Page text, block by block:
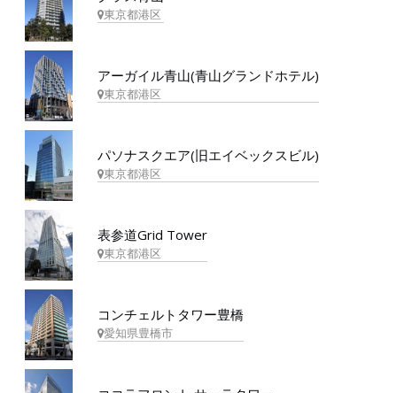
東京都港区
アーガイル青山(青山グランドホテル)
東京都港区
パソナスクエア(旧エイベックスビル)
東京都港区
表参道Grid Tower
東京都港区
コンチェルトタワー豊橋
愛知県豊橋市